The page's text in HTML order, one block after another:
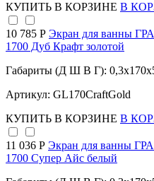
КУПИТЬ В КОРЗИНЕ В
10 785 Р Экран для ванны
1700 Дуб Крафт золотой
Габариты (Д Ш В Г):
Артикул: GL170CraftGold
КУПИТЬ В КОРЗИНЕ В
11 036 Р Экран для ванны
1700 Супер Айс белый